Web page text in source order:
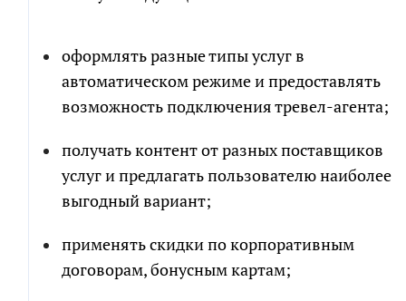
оформлять разные типы услуг в
автоматическом режиме и предоставлять
возможность подключения тревел-агента;
получать контент от разных поставщиков
услуг и предлагать пользователю наиболее
выгодный вариант;
применять скидки по корпоративным
договорам, бонусным картам;